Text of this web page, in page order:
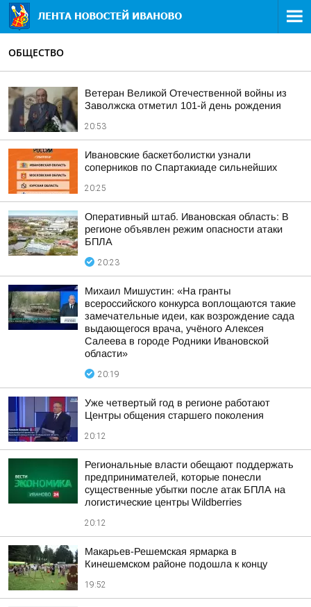
ОБЩЕСТВО
Ветеран Великой Отечественной войны из
Заволжска отметил 101-й день рождения
20:53
Ивановские баскетболистки узнали
соперников по Спартакиаде сильнейших
20:25
Оперативный штаб. Ивановская область: В
регионе объявлен режим опасности атаки
БПЛА
20:23
Михаил Мишустин: «На гранты
всероссийского конкурса воплощаются такие
замечательные идеи, как возрождение сада
выдающегося врача, учёного Алексея
Салеева в городе Родники Ивановской
области»
20:19
Уже четвертый год в регионе работают
Центры общения старшего поколения
20:12
Региональные власти обещают поддержать
предпринимателей, которые понесли
существенные убытки после атак БПЛА на
логистические центры Wildberries
20:12
Макарьев-Решемская ярмарка в
Кинешемском районе подошла к концу
19:52